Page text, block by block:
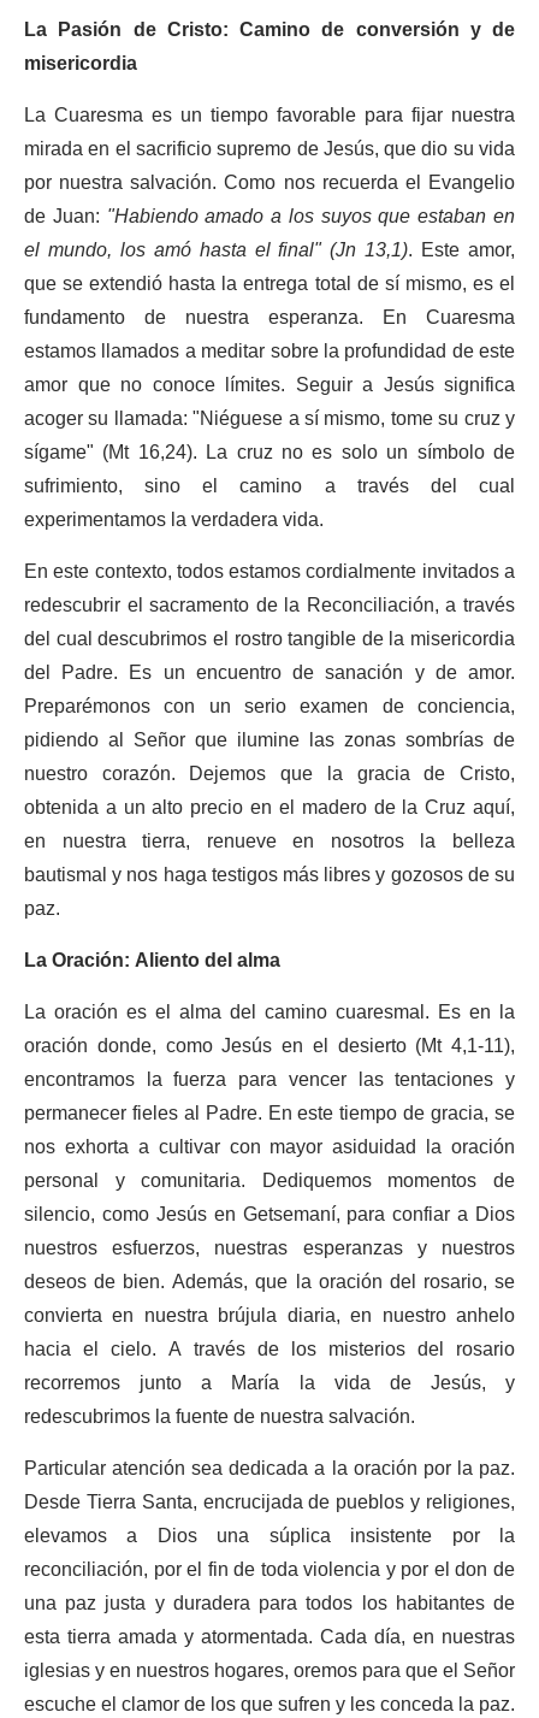
La Pasión de Cristo: Camino de conversión y de
misericordia
La Cuaresma es un tiempo favorable para fijar nuestra
mirada en el sacrificio supremo de Jesús, que dio su vida
por nuestra salvación. Como nos recuerda el Evangelio
de Juan: "Habiendo amado a los suyos que estaban en
el mundo, los amó hasta el final" (Jn 13,1). Este amor,
que se extendió hasta la entrega total de sí mismo, es el
fundamento de nuestra esperanza. En Cuaresma
estamos llamados a meditar sobre la profundidad de este
amor que no conoce límites. Seguir a Jesús significa
acoger su llamada: "Niéguese a sí mismo, tome su cruz y
sígame" (Mt 16,24). La cruz no es solo un símbolo de
sufrimiento, sino el camino a través del cual
experimentamos la verdadera vida.
En este contexto, todos estamos cordialmente invitados a
redescubrir el sacramento de la Reconciliación, a través
del cual descubrimos el rostro tangible de la misericordia
del Padre. Es un encuentro de sanación y de amor.
Preparémonos con un serio examen de conciencia,
pidiendo al Señor que ilumine las zonas sombrías de
nuestro corazón. Dejemos que la gracia de Cristo,
obtenida a un alto precio en el madero de la Cruz aquí,
en nuestra tierra, renueve en nosotros la belleza
bautismal y nos haga testigos más libres y gozosos de su
paz.
La Oración: Aliento del alma
La oración es el alma del camino cuaresmal. Es en la
oración donde, como Jesús en el desierto (Mt 4,1-11),
encontramos la fuerza para vencer las tentaciones y
permanecer fieles al Padre. En este tiempo de gracia, se
nos exhorta a cultivar con mayor asiduidad la oración
personal y comunitaria. Dediquemos momentos de
silencio, como Jesús en Getsemaní, para confiar a Dios
nuestros esfuerzos, nuestras esperanzas y nuestros
deseos de bien. Además, que la oración del rosario, se
convierta en nuestra brújula diaria, en nuestro anhelo
hacia el cielo. A través de los misterios del rosario
recorremos junto a María la vida de Jesús, y
redescubrimos la fuente de nuestra salvación.
Particular atención sea dedicada a la oración por la paz.
Desde Tierra Santa, encrucijada de pueblos y religiones,
elevamos a Dios una súplica insistente por la
reconciliación, por el fin de toda violencia y por el don de
una paz justa y duradera para todos los habitantes de
esta tierra amada y atormentada. Cada día, en nuestras
iglesias y en nuestros hogares, oremos para que el Señor
escuche el clamor de los que sufren y les conceda la paz.